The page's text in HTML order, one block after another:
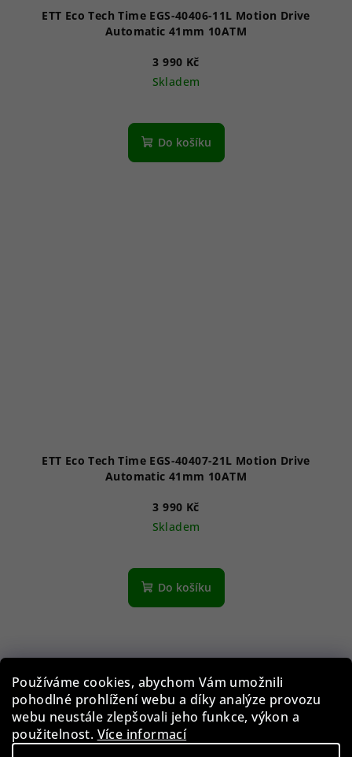
Používáme cookies, abychom Vám umožnili
pohodlné prohlížení webu a díky analýze provozu
webu neustále zlepšovali jeho funkce, výkon a
použitelnost. Více informací
ETT Eco Tech Time EGS-40406-11L Motion Drive
Automatic 41mm 10ATM
3 990 Kč
Skladem
Do košíku
ETT Eco Tech Time EGS-40407-21L Motion Drive
Automatic 41mm 10ATM
3 990 Kč
Skladem
Do košíku